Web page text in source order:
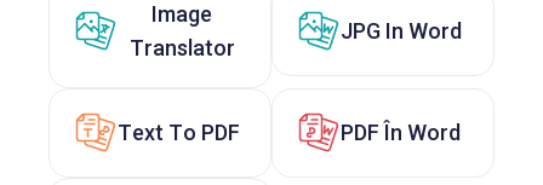
Image
Translator
JPG In Word
Text To PDF PDF În Word